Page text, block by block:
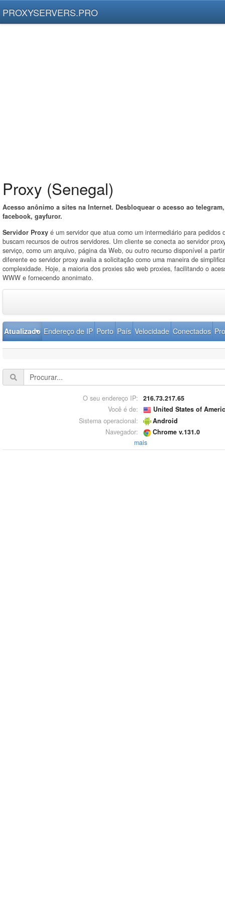
PROXYSERVERS.PRO
Proxy (Senegal)
Acesso anônimo a sites na Internet. Desbloquear o acesso ao
facebook, gayfuror.
Servidor Proxy é um servidor que atua como um intermediário para pedidos
buscam recursos de outros servidores. Um cliente se conecta ao servidor
serviço, como um arquivo, página da Web, ou outro recurso disponível a
diferente eo servidor proxy avalia a solicitação como uma maneira de
complexidade. Hoje, a maioria dos proxies são web proxies, facilitando o
WWW e fornecendo anonimato.
Atualizado Endereço de IP Porto País Velocidade Conectados
O seu endereço IP:
216.73.217.65
Você é de:
United States of
Sistema operacional:
Android
Navegador:
Chrome v.131.0
mais